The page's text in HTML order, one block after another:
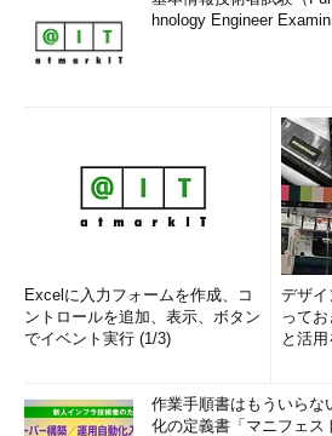
hnology Engineer
Excelに入力フォームを作成、コ
ントロールを追加、表示、ボタン
でイベント実行 (1/3)
デザイ
って
と活
作業手順書はもういらな
化の定義書「マニフェス